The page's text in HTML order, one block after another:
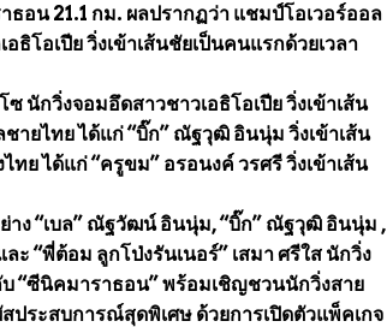
อน 21.1 กม. ผลปรากฏว่า แชมป์โอเวอร์ออล
ธิโอเปีย วิ่งเข้าเส้นชัยเป็นคนแรกด้วยเวลา
นักวิ่งจอมอึดสาวชาวเอธิโอเปีย วิ่งเข้าเส้น
ายไทย ได้แก่ “บิ๊ก” ณัฐวุฒิ อินนุ่ม วิ่งเข้าเส้น
ย ได้แก่ “ครูขม” อรอนงค์ วรศรี วิ่งเข้าเส้น
ง “เบล” ณัฐวัฒน์ อินนุ่ม, “บิ๊ก” ณัฐวุฒิ อินนุ่ม ,
“พี่ต้อม ลูกโป่งรันเนอร์” เสมา ศรีใส นักวิ่ง
“ซีนิคมาราธอน” พร้อมเชิญชวนนักวิ่งสาย
ประสบการณ์สุดพิเศษ ด้วยการเปิดตัวแพ็คเกจ